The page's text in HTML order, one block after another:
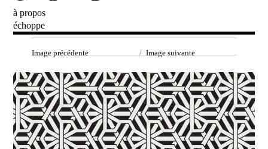
Baptiste Vandaele
à propos
échoppe
Image précédente Image suivante